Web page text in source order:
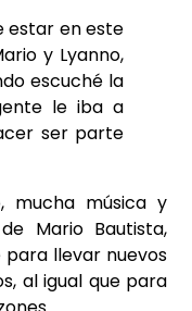
estar en este
y Lyanno,
escuché la
le iba a
ser parte
mucha música y
Mario Bautista,
llevar nuevos
al igual que para